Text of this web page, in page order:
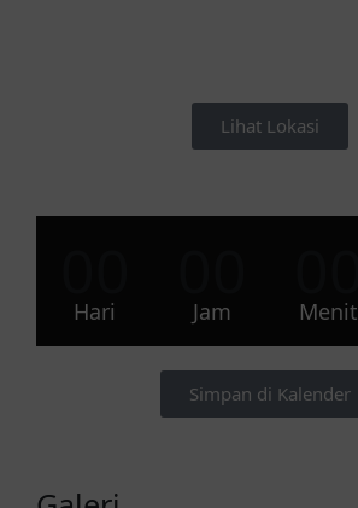
Lihat Lokasi
Hari Jam Menit
Simpan di Kalender